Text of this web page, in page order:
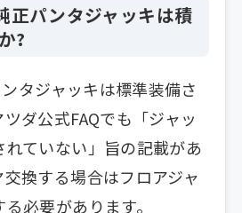
正パンタジャッキは積
?
タジャッキは標準装備さ
ダ公式FAQでも「ジャッ
れていない」旨の記載があ
換する場合はフロアジャ
必要があります。